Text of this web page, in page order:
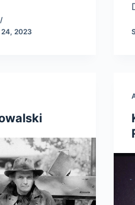
24, 2023